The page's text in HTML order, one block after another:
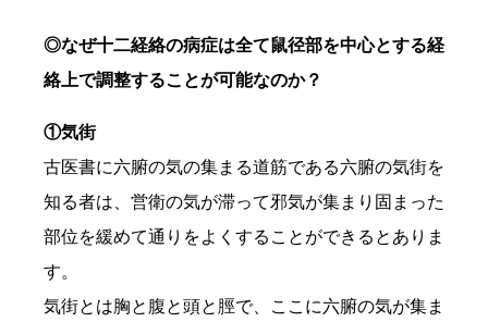
◎なぜ十二経絡の病症は全て鼠径部を中心とする経
絡上で調整することが可能なのか？
①気街
古医書に六腑の気の集まる道筋である六腑の気街を
知る者は、営衛の気が滞って邪気が集まり固まった
部位を緩めて通りをよくすることができるとありま
す。
気街とは胸と腹と頭と脛で、ここに六腑の気が集ま